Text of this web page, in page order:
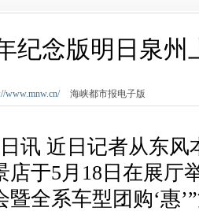
纪念版明日泉州
www.mnw.cn/ 海峡都市报电子版
近日记者从东风
店于5月18日在展厅
全系车型团购‘惠